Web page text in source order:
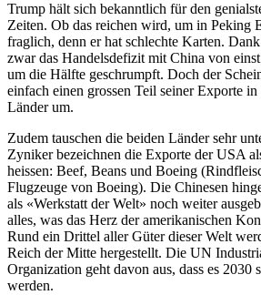
Trump hält sich bekanntlich für den
Zeiten. Ob das reichen wird, um in Peking
fraglich, denn er hat schlechte Karten.
zwar das Handelsdefizit mit China von
um die Hälfte geschrumpft. Doch der
einfach einen grossen Teil seiner Exporte
Länder um.
Zudem tauschen die beiden Länder sehr
Zyniker bezeichnen die Exporte der USA
heissen: Beef, Beans und Boeing
Flugzeuge von Boeing). Die Chinesen
als «Werkstatt der Welt» noch weiter
alles, was das Herz der amerikanischen
Rund ein Drittel aller Güter dieser Welt
Reich der Mitte hergestellt. Die UN
Organization geht davon aus, dass es 2030
werden.